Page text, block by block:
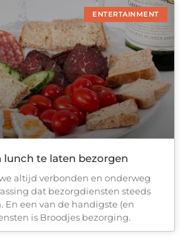
ENTERTAINMENT
lunch te laten bezorgen
altijd verbonden en onderweg
dat bezorgdiensten steeds
En een van de handigste (en
is Broodjes bezorging.